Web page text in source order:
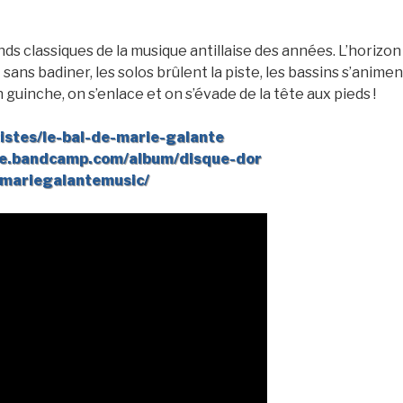
classiques de la musique antillaise des années.
badiner, les solos brûlent la piste, les bassins
on s’enlace et on s’évade de la tête aux pieds !
le-bal-de-marie-galante
album/disque-dor